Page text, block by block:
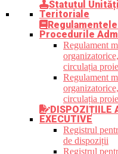
Statutul
Teritoriale
Procedurile
Regulament
circulația
Regulament
circulația
DISPOZIȚIILE
EXECUTIVE
Registrul
de dispoziții
Registrul